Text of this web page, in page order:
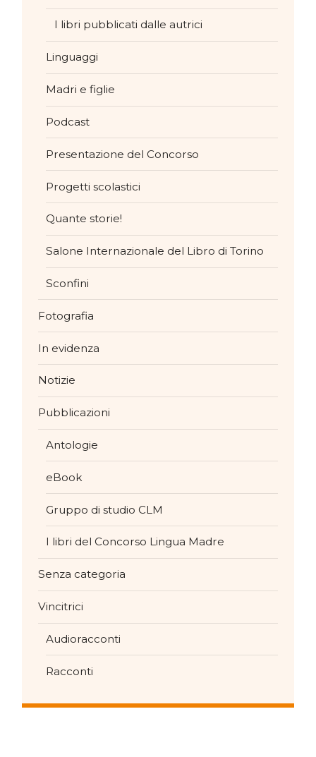
I libri pubblicati dalle autrici
Linguaggi
Madri e figlie
Podcast
Presentazione del Concorso
Progetti scolastici
Quante storie!
Salone Internazionale del Libro di Torino
Sconfini
Fotografia
In evidenza
Notizie
Pubblicazioni
Antologie
eBook
Gruppo di studio CLM
I libri del Concorso Lingua Madre
Senza categoria
Vincitrici
Audioracconti
Racconti